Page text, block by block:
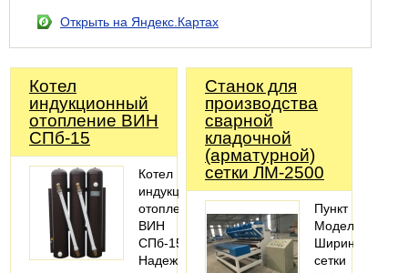
Открыть на Яндекс.Картах
Котел
индукционный
отопление ВИН
СПб-15
Котел
индукционный
отопление
ВИН
СПб-15.
Надежный
Станок для
производства
сварной
кладочной
(арматурной)
сетки ЛМ-2500
Пункт
МодельЛМ-
Ширина
сетки